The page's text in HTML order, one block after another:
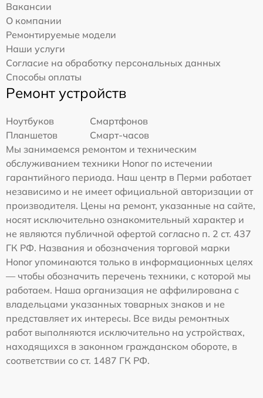
Вакансии
О компании
Ремонтируемые модели
Наши услуги
Согласие на обработку персональных данных
Способы оплаты
Ремонт устройств
Ноутбуков
Смартфонов
Планшетов
Смарт-часов
Мы занимаемся ремонтом и техническим
обслуживанием техники Honor по истечении
гарантийного периода. Наш центр в Перми работает
независимо и не имеет официальной авторизации от
производителя. Цены на ремонт, указанные на сайте,
носят исключительно ознакомительный характер и
не являются публичной офертой согласно п. 2 ст. 437
ГК РФ. Названия и обозначения торговой марки
Honor упоминаются только в информационных целях
— чтобы обозначить перечень техники, с которой мы
работаем. Наша организация не аффилирована с
владельцами указанных товарных знаков и не
представляет их интересы. Все виды ремонтных
работ выполняются исключительно на устройствах,
находящихся в законном гражданском обороте, в
соответствии со ст. 1487 ГК РФ.